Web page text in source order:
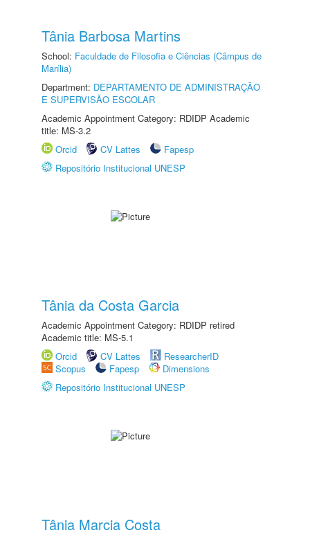
Tânia Barbosa Martins
School: Faculdade de Filosofia e Ciências (Câmpus de
Marília)
Department: DEPARTAMENTO DE ADMINISTRAÇÃO
E SUPERVISÃO ESCOLAR
Academic Appointment Category: RDIDP Academic
title: MS-3.2
Orcid
CV Lattes
Fapesp
Repositório Institucional UNESP
Tânia da Costa Garcia
Academic Appointment Category: RDIDP retired
Academic title: MS-5.1
Orcid
CV Lattes
ResearcherID
Scopus
Fapesp
Dimensions
Repositório Institucional UNESP
Tânia Marcia Costa